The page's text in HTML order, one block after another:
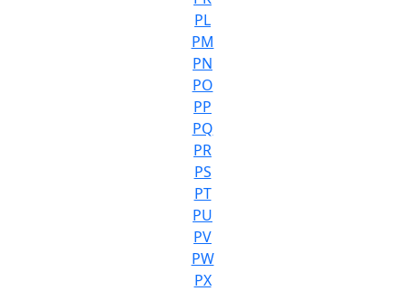
PL
PM
PN
PO
PP
PQ
PR
PS
PT
PU
PV
PW
PX